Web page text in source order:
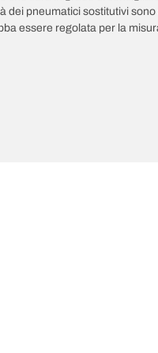
dei pneumatici sostitutivi
essere regolata per la